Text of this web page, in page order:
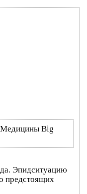
Медицины Big
Эпидситуацию
предстоящих